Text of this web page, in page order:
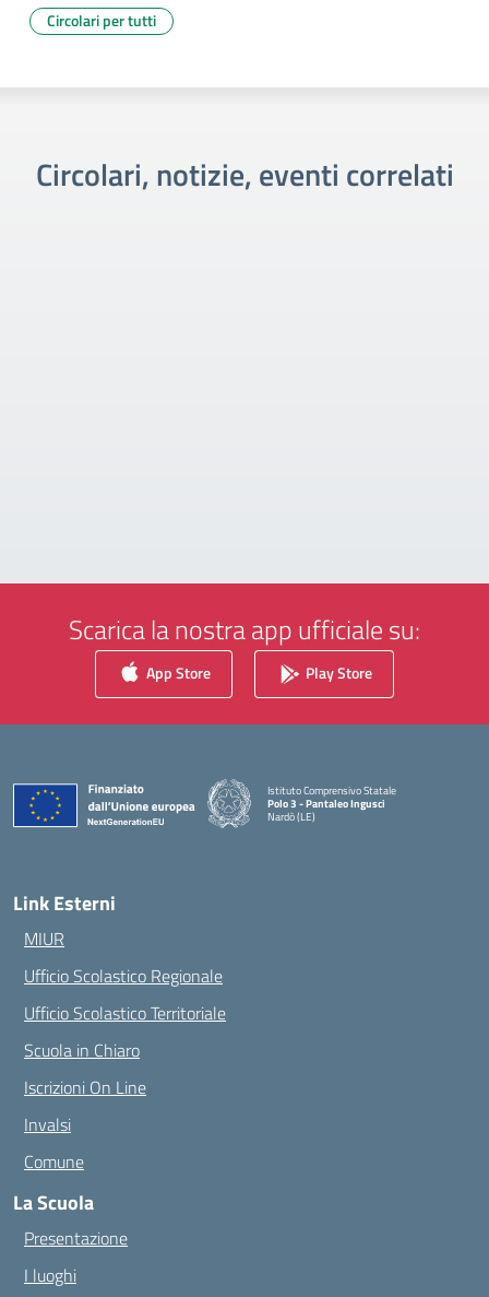
Circolari per tutti
Circolari, notizie, eventi correlati
Scarica la nostra app ufficiale su:
App Store Play Store
Istituto Comprensivo Statale
Polo 3 - Pantaleo Ingusci
Nardò (LE)
Link Esterni
MIUR
Ufficio Scolastico Regionale
Ufficio Scolastico Territoriale
Scuola in Chiaro
Iscrizioni On Line
Invalsi
Comune
La Scuola
Presentazione
I luoghi